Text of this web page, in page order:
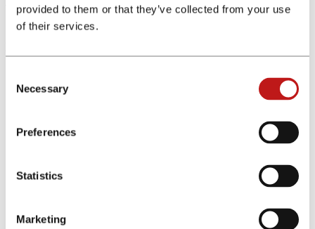
provided to them or that they’ve collected from your use
of their services.
Selection
Necessary
Preferences
Statistics
Marketing
Ventajas del producto
ventajas de su producto.
Tres tipos de cuentas que se adaptan a tus necesidades con
rentabilidad mes a mes
Banco Central Europeo
Planta árboles con tus gastos con un banco ecológico
Condiciones del programa de afiliados
Mercados permitidos: España